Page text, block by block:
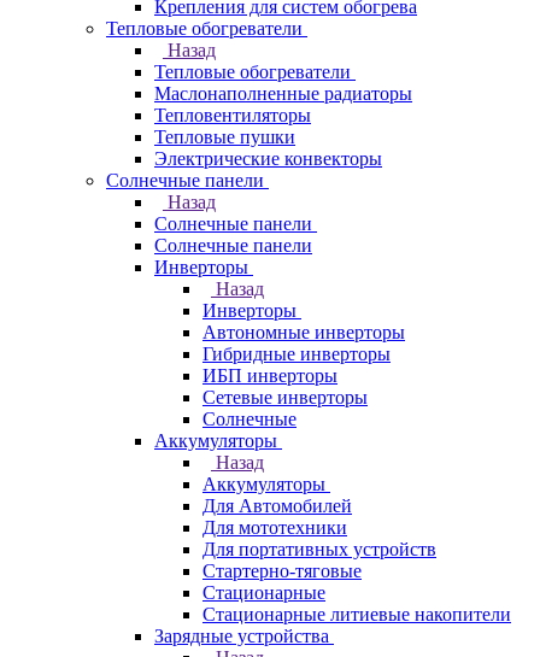
Крепления для систем обогрева
Тепловые обогреватели
Назад
Тепловые обогреватели
Маслонаполненные радиаторы
Тепловентиляторы
Тепловые пушки
Электрические конвекторы
Солнечные панели
Назад
Солнечные панели
Солнечные панели
Инверторы
Назад
Инверторы
Автономные инверторы
Гибридные инверторы
ИБП инверторы
Сетевые инверторы
Солнечные
Аккумуляторы
Назад
Аккумуляторы
Для Автомобилей
Для мототехники
Для портативных устройств
Стартерно-тяговые
Стационарные
Стационарные литиевые накопители
Зарядные устройства